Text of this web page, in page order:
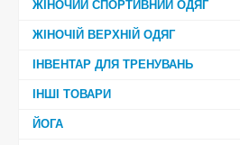
ЖІНОЧИЙ СПОРТИВНИЙ ОДЯГ
ЖІНОЧІЙ ВЕРХНІЙ ОДЯГ
ІНВЕНТАР ДЛЯ ТРЕНУВАНЬ
ІНШІ ТОВАРИ
ЙОГА